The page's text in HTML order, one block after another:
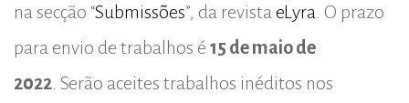
na secção “Submissões”, da revista eLyra . O prazo
para envio de trabalhos é 15 de maio de
2022 . Serão aceites trabalhos inéditos nos